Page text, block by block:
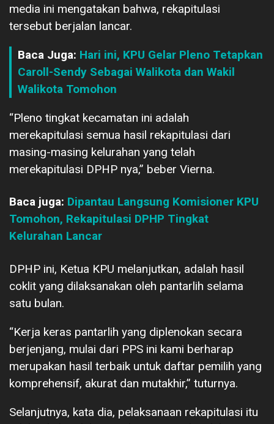
media ini mengatakan bahwa, rekapitulasi
tersebut berjalan lancar.
Baca Juga: Hari ini, KPU Gelar Pleno Tetapkan
Caroll-Sendy Sebagai Walikota dan Wakil
Walikota Tomohon
“Pleno tingkat kecamatan ini adalah
merekapitulasi semua hasil rekapitulasi dari
masing-masing kelurahan yang telah
merekapitulasi DPHP nya,” beber Vierna.
Baca juga: Dipantau Langsung Komisioner KPU
Tomohon, Rekapitulasi DPHP Tingkat
Kelurahan Lancar
DPHP ini, Ketua KPU melanjutkan, adalah hasil
coklit yang dilaksanakan oleh pantarlih selama
satu bulan.
“Kerja keras pantarlih yang diplenokan secara
berjenjang, mulai dari PPS ini kami berharap
merupakan hasil terbaik untuk daftar pemilih yang
komprehensif, akurat dan mutakhir,” tuturnya.
Selanjutnya, kata dia, pelaksanaan rekapitulasi itu